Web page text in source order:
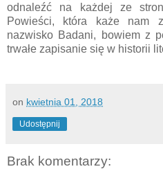
odnaleźć na każdej ze
Powieści, która każe nam
nazwisko Badani, bowiem z
trwałe zapisanie się w historii
on kwietnia 01, 2018
Udostępnij
Brak komentarzy: